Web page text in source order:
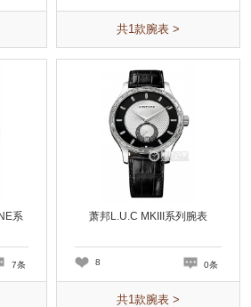
共1款腕表 >
系
7条
萧邦L.U.C MKIII系列腕表
8 0条
共1款腕表 >